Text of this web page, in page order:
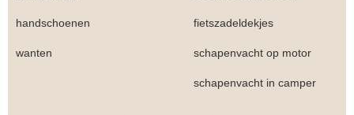
handschoenen fietszadeldekjes
wanten schapenvacht op motor
schapenvacht in camper